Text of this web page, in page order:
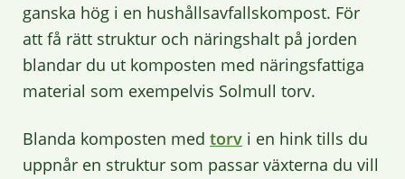
ganska hög i en hushållsavfallskompost. För
att få rätt struktur och näringshalt på jorden
blandar du ut komposten med näringsfattiga
material som exempelvis Solmull torv.
Blanda komposten med torv i en hink tills du
uppnår en struktur som passar växterna du vill